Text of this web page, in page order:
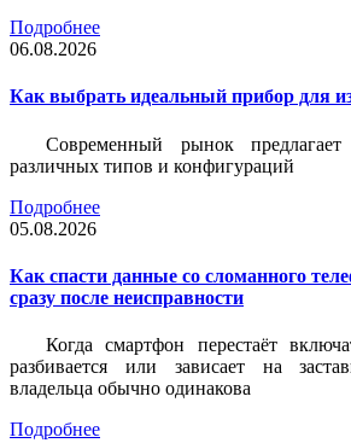
Подробнее
06.08.2026
Как выбрать идеальный прибор для
Современный рынок
различных типов и конфигураций
Подробнее
05.08.2026
Как спасти данные со сломанного
сразу после неисправности
Когда смартфон перестаёт
разбивается или зависает на
владельца обычно одинакова
Подробнее